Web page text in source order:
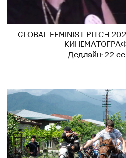
GLOBAL FEMINIST PITCH
Дедлайн: 22